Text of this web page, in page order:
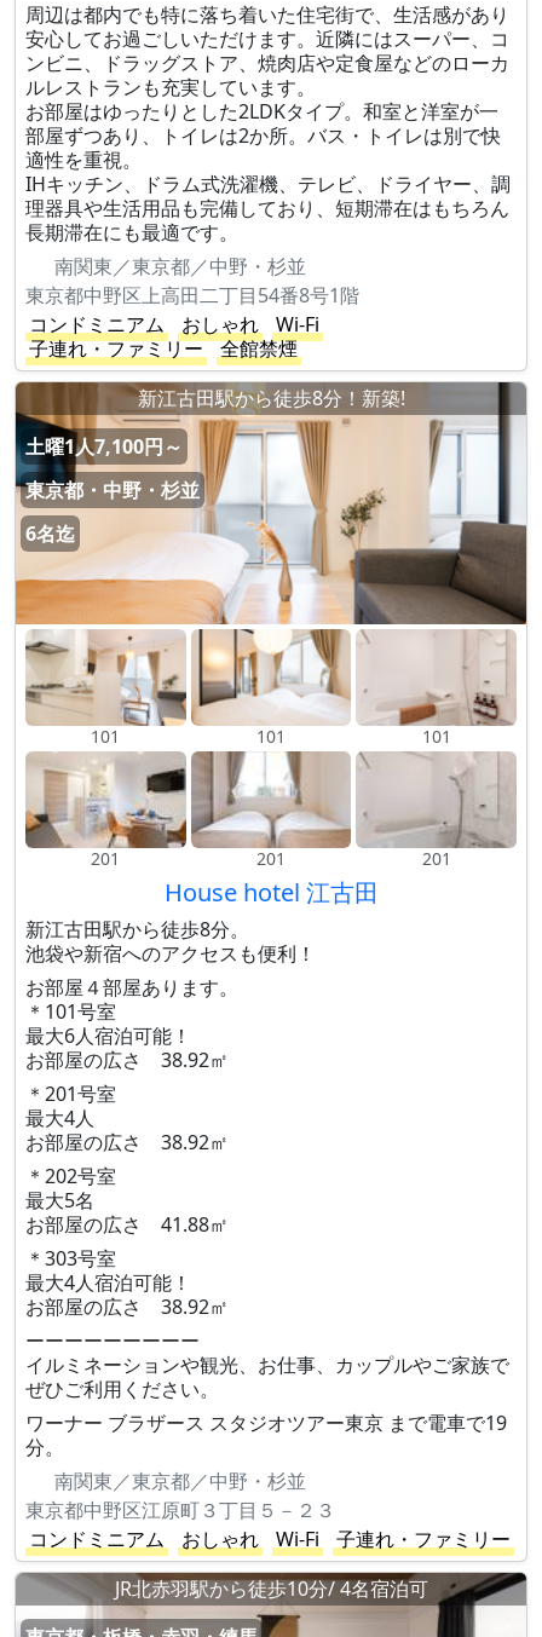
周辺は都内でも特に落ち着いた住宅街で、生活感があり
安心してお過ごしいただけます。近隣にはスーパー、コ
ンビニ、ドラッグストア、焼肉店や定食屋などのローカ
ルレストランも充実しています。
お部屋はゆったりとした2LDKタイプ。和室と洋室が一
部屋ずつあり、トイレは2か所。バス・トイレは別で快
適性を重視。
IHキッチン、ドラム式洗濯機、テレビ、ドライヤー、調
理器具や生活用品も完備しており、短期滞在はもちろん
長期滞在にも最適です。
南関東／東京都／中野・杉並
東京都中野区上高田二丁目54番8号1階
コンドミニアム
おしゃれ
Wi-Fi
子連れ・ファミリー
全館禁煙
新江古田駅から徒歩8分！新築!
土曜1人7,100円～
東京都・中野・杉並
6名迄
101 101 101
201 201 201
House hotel 江古田
新江古田駅から徒歩8分。
池袋や新宿へのアクセスも便利！
お部屋４部屋あります。
＊101号室
最大6人宿泊可能！
お部屋の広さ 38.92㎡
＊201号室
最大4人
お部屋の広さ 38.92㎡
＊202号室
最大5名
お部屋の広さ 41.88㎡
＊303号室
最大4人宿泊可能！
お部屋の広さ 38.92㎡
ーーーーーーーーー
イルミネーションや観光、お仕事、カップルやご家族で
ぜひご利用ください。
ワーナー ブラザース スタジオツアー東京 まで電車で19
分。
南関東／東京都／中野・杉並
東京都中野区江原町３丁目５－２３
コンドミニアム
おしゃれ Wi-Fi
子連れ・ファミリー
JR北赤羽駅から徒歩10分/ 4名宿泊可